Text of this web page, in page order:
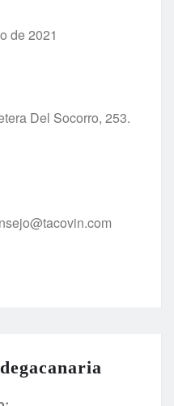
de 2021
Del Socorro, 253.